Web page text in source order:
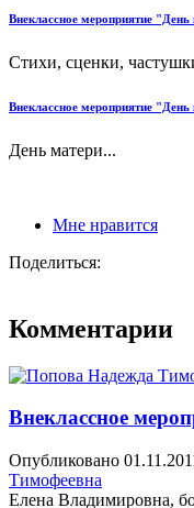
Внеклассное мероприятие "День
Стихи, сценки,
Внеклассное мероприятие "День
День матери...
Мне нравится
Поделиться:
Комментарии
Внеклассное
Опубликовано
Тимофеевна
Елена Владимировна,